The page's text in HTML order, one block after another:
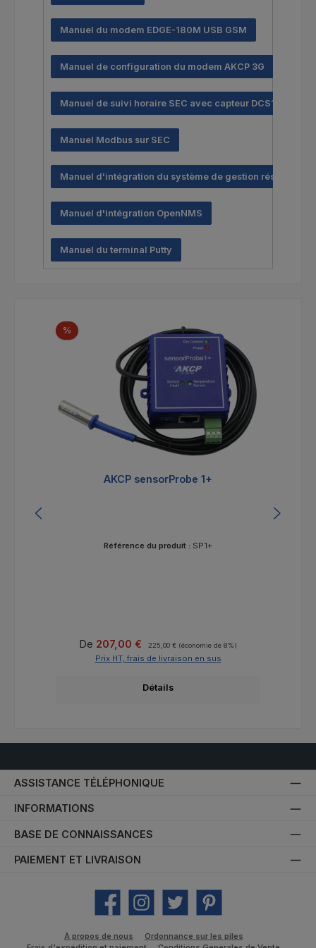
Manuel du modem EDGE-180M USB GSM
Manuel de configuration du modem AKCP 3G
Manuel de suivi horaire SEC avec capteur DCS15
Manuel Modbus sur SEC
Manuel d'intégration du système de gestion réseau
Manuel d'intégration OpenNMS
Manuel du terminal Putty
%Réduction
AKCP sensorProbe 1+
Référence du produit : SP1+
Prix de vente :
De 207,00 € 225,00 € (économie de 8%)
Prix HT, frais de livraison en sus
Détails
ASSISTANCE TÉLÉPHONIQUE
INFORMATIONS
BASE DE CONNAISSANCES
PAIEMENT ET LIVRAISON
Facebook Instagram Twitter Pinterest
À propos de nous
Ordonnance sur les piles